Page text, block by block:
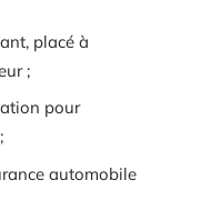
placé à
;
pour
automobile